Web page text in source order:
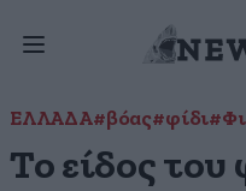
ΕΛΛΑΔΑ#βόας#φίδι
Το είδος του